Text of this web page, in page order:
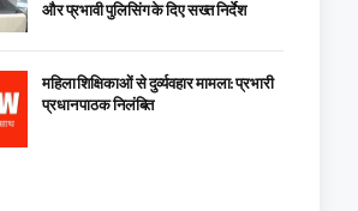
और प्रभावी पुलिसिंग के दिए सख्त निर्देश
महिला शिक्षिकाओं से दुर्व्यवहार मामला: प्रभारी
प्रधान पाठक निलंबित